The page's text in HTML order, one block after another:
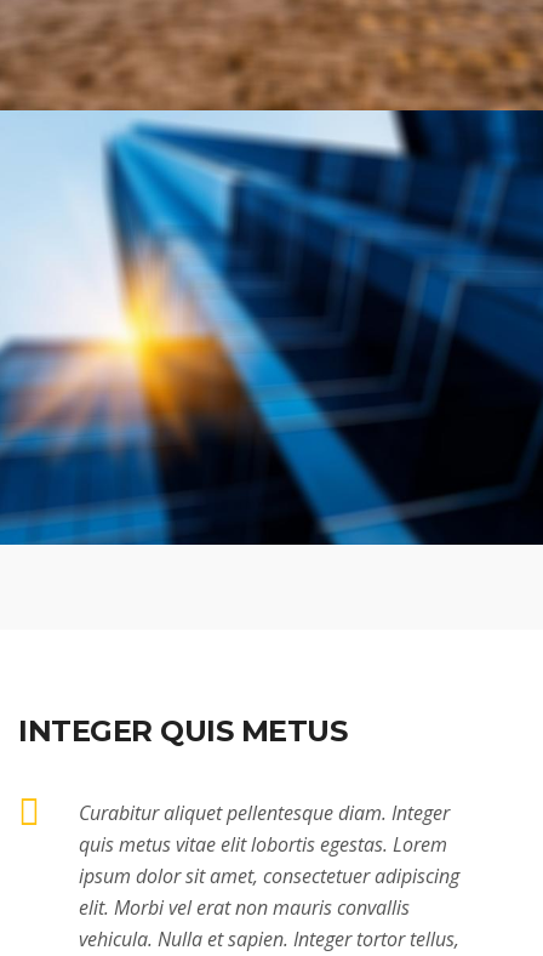
INTEGER QUIS METUS
Curabitur aliquet pellentesque diam. Integer
quis metus vitae elit lobortis egestas. Lorem
ipsum dolor sit amet, consectetuer adipiscing
elit. Morbi vel erat non mauris convallis
vehicula. Nulla et sapien. Integer tortor tellus,